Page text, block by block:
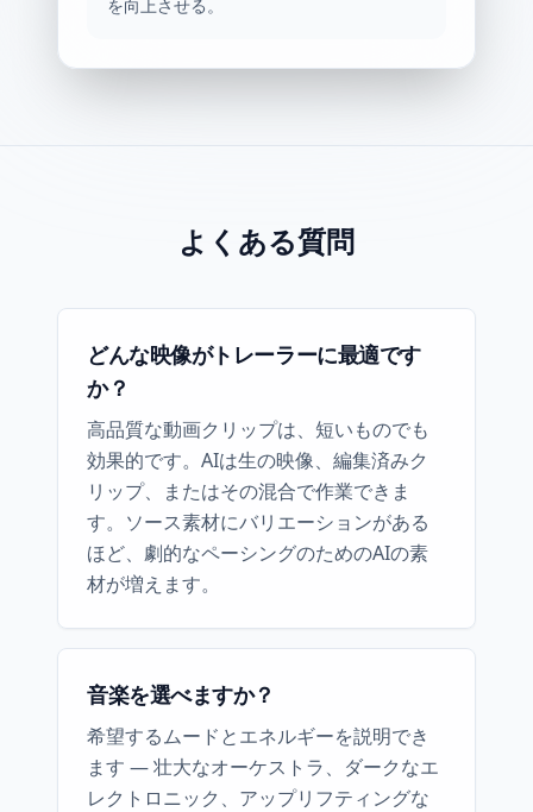
を向上させる。
よくある質問
どんな映像がトレーラーに最適です
か？
高品質な動画クリップは、短いものでも
効果的です。AIは生の映像、編集済みク
リップ、またはその混合で作業できま
す。ソース素材にバリエーションがある
ほど、劇的なペーシングのためのAIの素
材が増えます。
音楽を選べますか？
希望するムードとエネルギーを説明でき
ます — 壮大なオーケストラ、ダークなエ
レクトロニック、アップリフティングな